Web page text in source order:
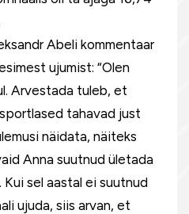
Abeli kommentaar
ujumist: “Olen
Arvestada tuleb, et
tahavad just
näidata, näiteks
Anna suutnud ületada
sel aastal ei suutnud
ujuda, siis arvan, et